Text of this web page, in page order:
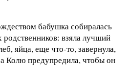
бабушка собиралась
взяла лучший
яйца, еще что-то, завернула,
Колю предупредила, чтобы он